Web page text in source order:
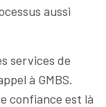
aussi
services de
à GMBS.
confiance est là